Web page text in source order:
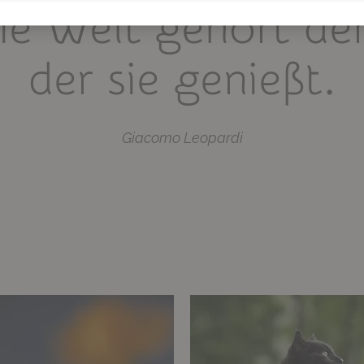
Welt gehört
der sie genießt.
Giacomo Leopardi